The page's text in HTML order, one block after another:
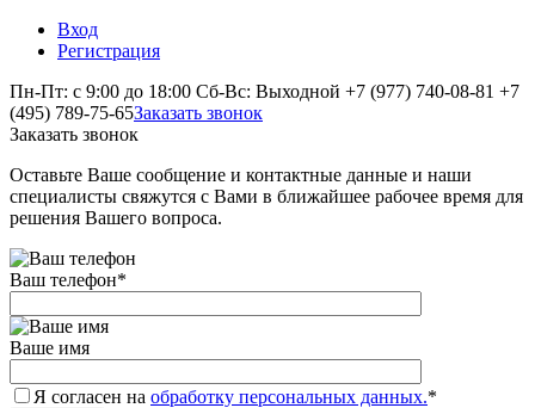
Вход
Регистрация
Пн-Пт: с 9:00 до 18:00 Сб-Вс: Выходной +7 (977) 740-08-81 +7
(495) 789-75-65Заказать звонок
Заказать звонок
Оставьте Ваше сообщение и контактные данные и наши
специалисты свяжутся с Вами в ближайшее рабочее время для
решения Вашего вопроса.
Ваш телефон*
Ваше имя
Я согласен на обработку персональных данных.*